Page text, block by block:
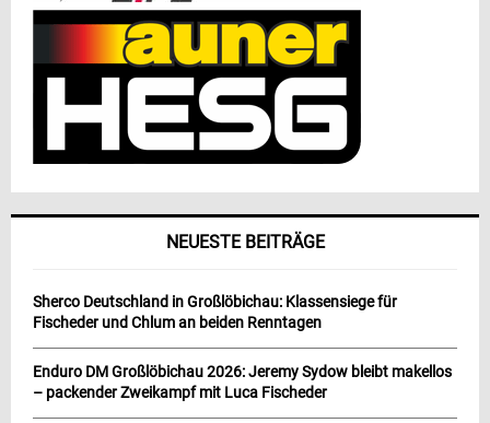
NEUESTE BEITRÄGE
Sherco Deutschland in Großlöbichau: Klassensiege für
Fischeder und Chlum an beiden Renntagen
Enduro DM Großlöbichau 2026: Jeremy Sydow bleibt makellos
– packender Zweikampf mit Luca Fischeder